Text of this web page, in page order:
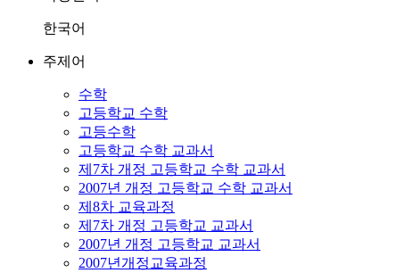
한국어
주제어
수학
고등학교 수학
고등수학
고등학교 수학 교과서
제7차 개정 고등학교 수학 교과서
2007년 개정 고등학교 수학 교과서
제8차 교육과정
제7차 개정 고등학교 교과서
2007년 개정 고등학교 교과서
2007년개정교육과정